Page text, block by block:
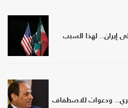
إيران.. لهذا السبب
ودعوات للاصطفاف